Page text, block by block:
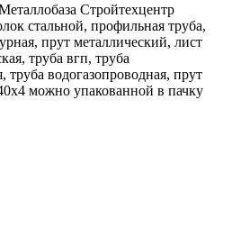
Стройтехцентр
стальной, профильная труба,
прут металлический, лист
труба вгп, труба
труба водогазопроводная, прут
можно упакованной в пачку